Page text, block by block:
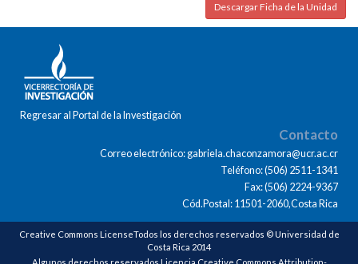
Descargar Ficha de la Unidad
Regresar al Portal de la Investigación
Contacto
Correo electrónico: gabriela.chaconzamora@ucr.ac.cr
Teléfono: (506) 2511-1341
Fax: (506) 2224-9367
Cód.Postal: 11501-2060,Costa Rica
Creative Commons LicenseTodos los derechos reservados © Universidad de
Costa Rica 2014